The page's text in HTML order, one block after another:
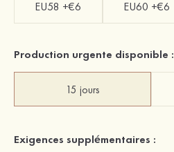
EU58 +€6 EU60 +€6
Production urgente disponible :
15 jours
Exigences supplémentaires :